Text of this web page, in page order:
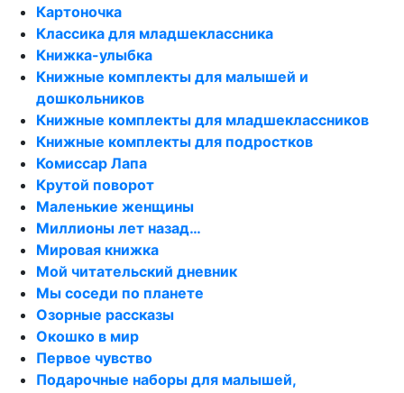
Картоночка
Классика для младшеклассника
Книжка-улыбка
Книжные комплекты для малышей и
дошкольников
Книжные комплекты для младшеклассников
Книжные комплекты для подростков
Комиссар Лапа
Крутой поворот
Маленькие женщины
Миллионы лет назад…
Мировая книжка
Мой читательский дневник
Мы соседи по планете
Озорные рассказы
Окошко в мир
Первое чувство
Подарочные наборы для малышей,